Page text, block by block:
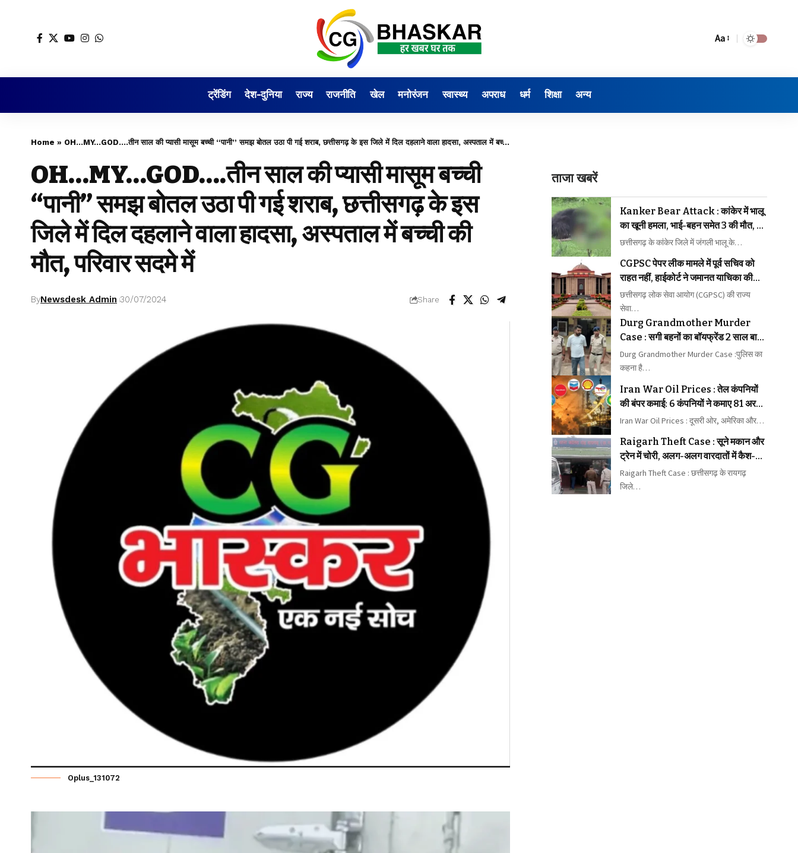
Aa
ट्रेंडिंग देश-दुनिया राज्य राजनीति खेल मनोरंजन स्वास्थ्य अपराध धर्म शिक्षा अन्य
Home » OH…MY…GOD….तीन साल की प्यासी मासूम बच्ची “पानी” समझ बोतल उठा पी गई शराब, छत्तीसगढ़ के इस जिले में दिल दहलाने वाला हादसा, अस्पताल में बच्ची की मौत, परिवार सदमे में
OH…MY…GOD….तीन साल की प्यासी मासूम बच्ची
“पानी” समझ बोतल उठा पी गई शराब, छत्तीसगढ़ के इस
जिले में दिल दहलाने वाला हादसा, अस्पताल में बच्ची की
मौत, परिवार सदमे में
ByNewsdesk Admin 30/07/2024 Share
Oplus_131072
ताजा खबरें
Kanker Bear Attack : कांकेर में भालू
का खूनी हमला, भाई-बहन समेत 3 की मौत, 2
घायल
छत्तीसगढ़ के कांकेर जिले में जंगली भालू के…
CGPSC पेपर लीक मामले में पूर्व सचिव को
राहत नहीं, हाईकोर्ट ने जमानत याचिका की
खारिज
छत्तीसगढ़ लोक सेवा आयोग (CGPSC) की राज्य
सेवा…
Durg Grandmother Murder
Case : सगी बहनों का बॉयफ्रेंड 2 साल बाद
नागपुर से गिरफ्तार
Durg Grandmother Murder Case :पुलिस का
कहना है…
Iran War Oil Prices : तेल कंपनियों
की बंपर कमाई: 6 कंपनियों ने कमाए 81 अरब
डॉलर
Iran War Oil Prices : दूसरी ओर, अमेरिका और…
Raigarh Theft Case : सूने मकान और
ट्रेन में चोरी, अलग-अलग वारदातों में कैश-
जेवरात पर हाथ साफ
Raigarh Theft Case : छत्तीसगढ़ के रायगढ़
जिले…